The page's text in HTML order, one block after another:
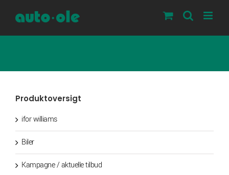
content
Produktoversigt
ifor williams
Biler
Kampagne / aktuelle tilbud